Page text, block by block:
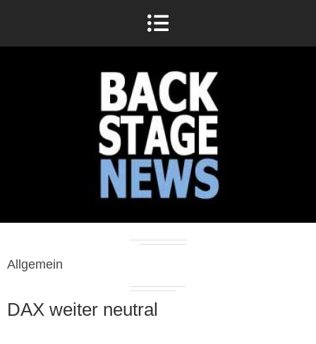
Allgemein
DAX weiter neutral